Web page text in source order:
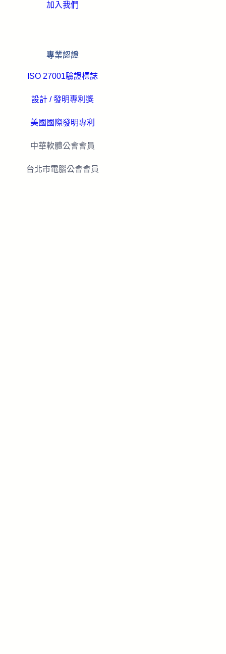
加入我們
專業認證
ISO 27001驗證標誌
設計 / 發明專利獎
美國國際發明專利
中華軟體公會會員
台北市電腦公會會員